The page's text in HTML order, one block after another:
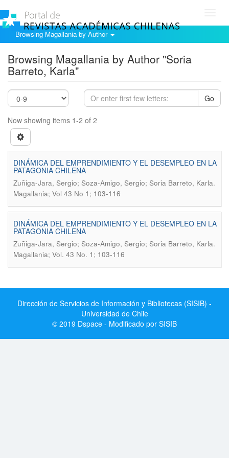
Browsing Magallania by Author
Browsing Magallania by Author "Soria
Barreto, Karla"
Go
Now showing items 1-2 of 2
DINÁMICA DEL EMPRENDIMIENTO Y EL DESEMPLEO EN LA
PATAGONIA CHILENA
Zuñiga-Jara, Sergio; Soza-Amigo, Sergio; Soria Barreto, Karla.
Magallania; Vol 43 No 1; 103-116
DINÁMICA DEL EMPRENDIMIENTO Y EL DESEMPLEO EN LA
PATAGONIA CHILENA
Zuñiga-Jara, Sergio; Soza-Amigo, Sergio; Soria Barreto, Karla.
Magallania; Vol. 43 No. 1; 103-116
Dirección de Servicios de Información y Bibliotecas (SISIB) -
Universidad de Chile
© 2019 Dspace - Modificado por SISIB